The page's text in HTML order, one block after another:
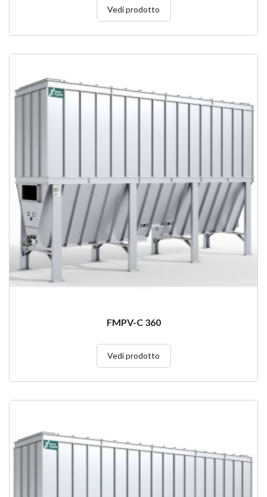
Vedi prodotto
FMPV-C 360
Vedi prodotto